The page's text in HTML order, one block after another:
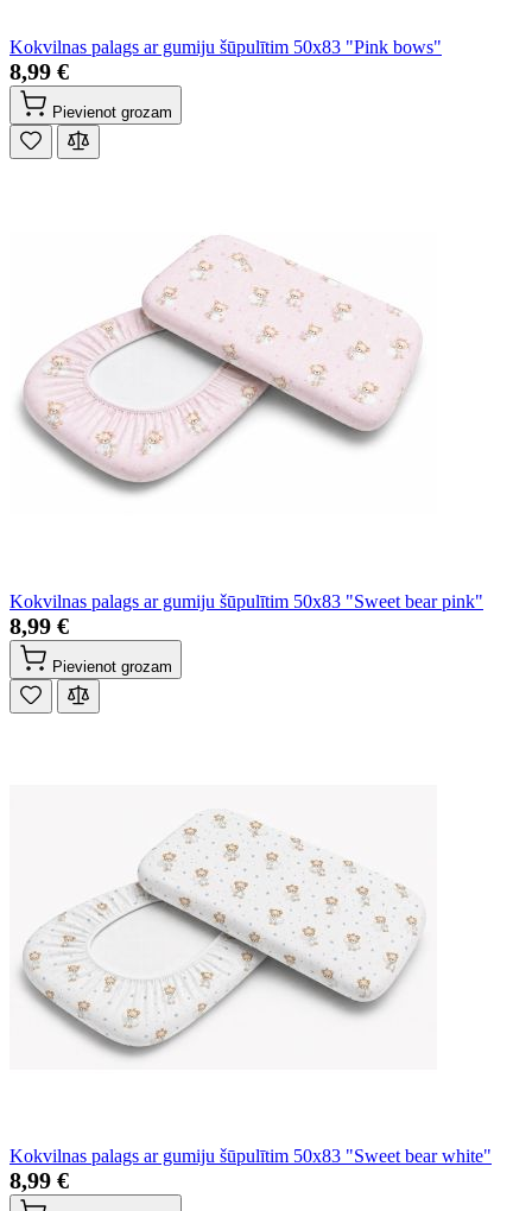
Kokvilnas palags ar gumiju šūpulītim 50x83 "Pink bows"
8,99 €
Pievienot grozam
Kokvilnas palags ar gumiju šūpulītim 50x83 "Sweet bear pink"
8,99 €
Pievienot grozam
Kokvilnas palags ar gumiju šūpulītim 50x83 "Sweet bear white"
8,99 €